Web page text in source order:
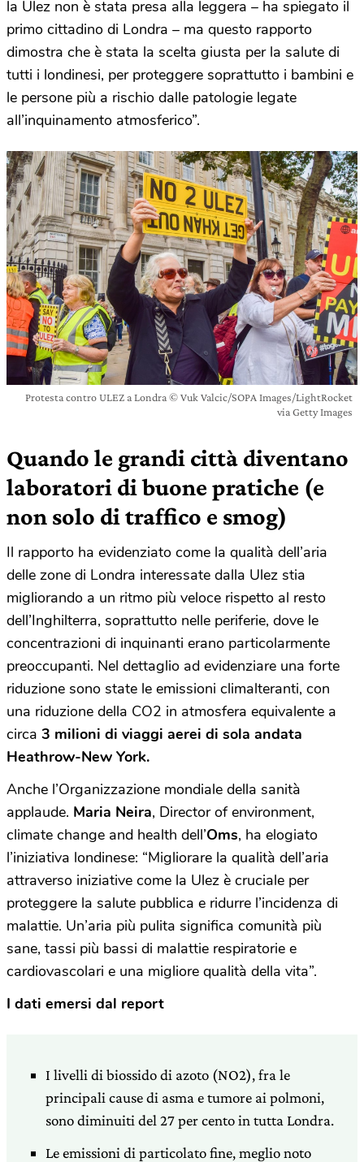
la Ulez non è stata presa alla leggera – ha spiegato il
primo cittadino di Londra – ma questo rapporto
dimostra che è stata la scelta giusta per la salute di
tutti i londinesi, per proteggere soprattutto i bambini e
le persone più a rischio dalle patologie legate
all’inquinamento atmosferico”.
Protesta contro ULEZ a Londra © Vuk Valcic/SOPA Images/LightRocket
via Getty Images
Quando le grandi città diventano
laboratori di buone pratiche (e
non solo di traffico e smog)
Il rapporto ha evidenziato come la qualità dell’aria
delle zone di Londra interessate dalla Ulez stia
migliorando a un ritmo più veloce rispetto al resto
dell’Inghilterra, soprattutto nelle periferie, dove le
concentrazioni di inquinanti erano particolarmente
preoccupanti. Nel dettaglio ad evidenziare una forte
riduzione sono state le emissioni climalteranti, con
una riduzione della CO2 in atmosfera equivalente a
circa 3 milioni di viaggi aerei di sola andata
Heathrow-New York.
Anche l’Organizzazione mondiale della sanità
applaude. Maria Neira, Director of environment,
climate change and health dell’Oms, ha elogiato
l’iniziativa londinese: “Migliorare la qualità dell’aria
attraverso iniziative come la Ulez è cruciale per
proteggere la salute pubblica e ridurre l’incidenza di
malattie. Un’aria più pulita significa comunità più
sane, tassi più bassi di malattie respiratorie e
cardiovascolari e una migliore qualità della vita”.
I dati emersi dal report
I livelli di biossido di azoto (NO2), fra le
principali cause di asma e tumore ai polmoni,
sono diminuiti del 27 per cento in tutta Londra.
Le emissioni di particolato fine, meglio noto